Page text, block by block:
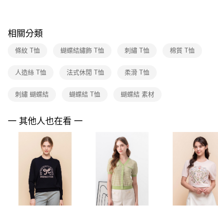
結帳頁面，進行簡訊認證並確認金額後，即可完成結帳。
３．收到繳費通知簡訊後14天內，點擊此簡訊中的連結，可透過四大超商／
※ 請注意：結帳手續完成當下不需立刻繳費，但若您需要取消訂單，請聯絡
※ 交易是否成功請以「AFTEE先享後付 」之結帳頁面顯示為準，若有關於
【注意事項】
１．透過由恩沛科技股份有限公司提供之「AFTEE先享後付」服務完成之交
易，需依本服務之必要範圍內提供個人資料，並將交易相關給付款項請求債
權轉讓予恩沛科技股份有限公司。
２．關於個人資料處理事宜，請瀏覽以下網址：
https://aftee.tw/terms/#terms3
３．未成年的使用者請事先徵得法定代理人或監護人之同意方可使用
「AFTEE先享後付」，若未經同意申辦者引起之損失，本公司不負相關責
付款後7-11取貨
每筆NT$90，滿NT$3,600(含以上)免運費
離島宅配 (蘭嶼恕不配送)
相關分類
條紋 T恤 蝴蝶結繡飾 T恤 刺繡 T恤 棉質 T恤
人造絲 T恤 法式休閒 T恤 柔滑 T恤
刺繡 蝴蝶結 蝴蝶結 T恤 蝴蝶結 素材
一 其他人也在看 一